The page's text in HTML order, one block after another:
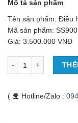
Mô tả sản phẩm
Tên sản phẩm: Điều
Mã sản phẩm:
Giá: 3.500.000 VNĐ
( Hotline/Zalo :